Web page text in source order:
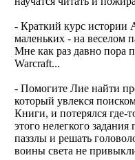
- Краткий курс истории
маленьких - на веселом
Мне как раз давно пора
Warcraft...
- Помогите Лие найти
который увлекся
Книги, и потерялся где-
этого нелегкого задания
паззлы и решать
воины света не